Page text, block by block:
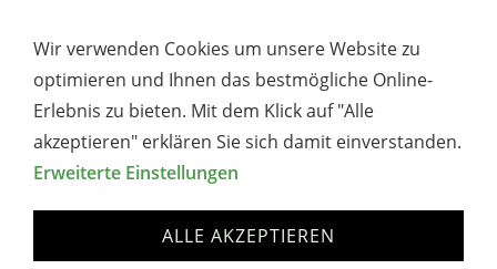
Wir verwenden Cookies um unsere Website zu
optimieren und Ihnen das bestmögliche Online-
Erlebnis zu bieten. Mit dem Klick auf "Alle
akzeptieren" erklären Sie sich damit einverstanden.
Erweiterte Einstellungen
ALLE AKZEPTIEREN